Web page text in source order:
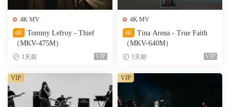
4K MV
4K
Tommy Lefroy - Thief
（MKV-475M）
1天前 VIP
4K MV
4K
Tina Arena - True Faith
（MKV-640M）
1天前 VIP
VIP VIP